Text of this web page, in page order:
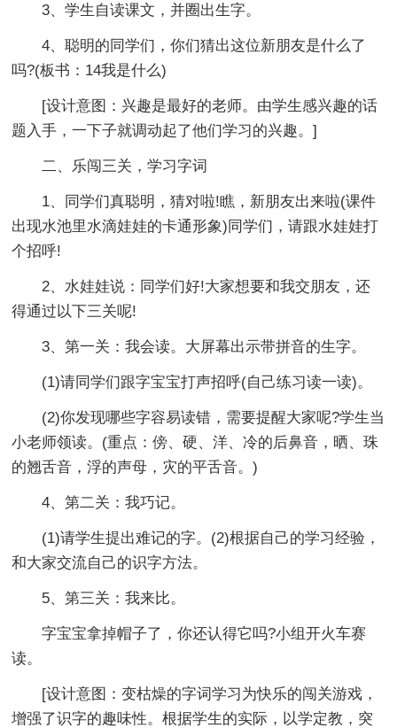
3、学生自读课文，并圈出生字。
4、聪明的同学们，你们猜出这位新朋友是什么了
吗?(板书：14我是什么)
[设计意图：兴趣是最好的老师。由学生感兴趣的话
题入手，一下子就调动起了他们学习的兴趣。]
二、乐闯三关，学习字词
1、同学们真聪明，猜对啦!瞧，新朋友出来啦(课件
出现水池里水滴娃娃的卡通形象)同学们，请跟水娃娃打
个招呼!
2、水娃娃说：同学们好!大家想要和我交朋友，还
得通过以下三关呢!
3、第一关：我会读。大屏幕出示带拼音的生字。
(1)请同学们跟字宝宝打声招呼(自己练习读一读)。
(2)你发现哪些字容易读错，需要提醒大家呢?学生当
小老师领读。(重点：傍、硬、洋、冷的后鼻音，晒、珠
的翘舌音，浮的声母，灾的平舌音。)
4、第二关：我巧记。
(1)请学生提出难记的字。(2)根据自己的学习经验，
和大家交流自己的识字方法。
5、第三关：我来比。
字宝宝拿掉帽子了，你还认得它吗?小组开火车赛
读。
[设计意图：变枯燥的字词学习为快乐的闯关游戏，
增强了识字的趣味性。根据学生的实际，以学定教，突